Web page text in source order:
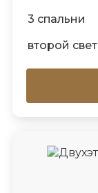
3 спальни
второй свет